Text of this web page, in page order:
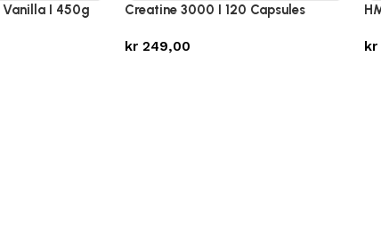
Vanilla I 450g Creatine 3000 I 120 Capsules
kr 249,00 kr